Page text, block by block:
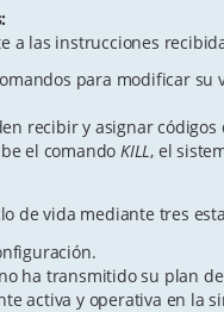
a las instrucciones
para modificar su
recibir y asignar
el comando KILL, el
de vida mediante tres
ha transmitido su plan
activa y operativa en la